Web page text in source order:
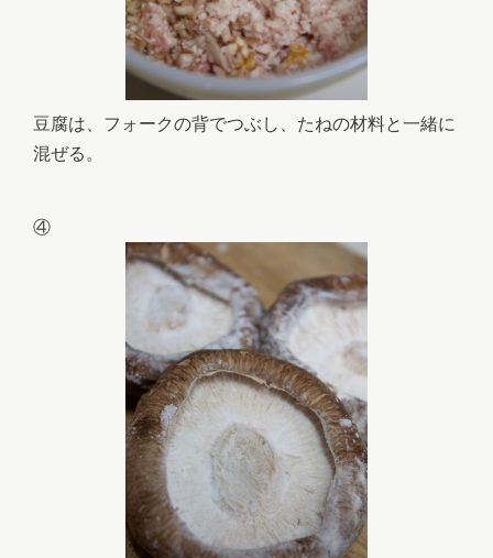
豆腐は、フォークの背でつぶし、たねの材料と一緒に
混ぜる。
④